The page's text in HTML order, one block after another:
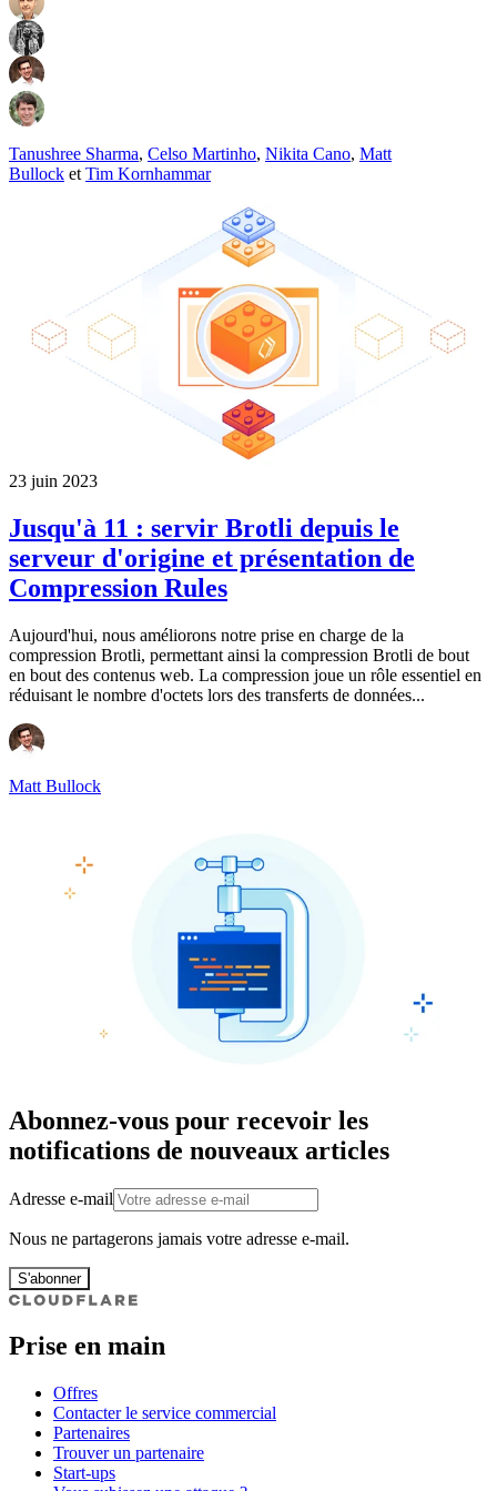
Tanushree Sharma, Celso Martinho, Nikita Cano, Matt
Bullock et Tim Kornhammar
23 juin 2023
Jusqu'à 11 : servir Brotli depuis le
serveur d'origine et présentation de
Compression Rules
Aujourd'hui, nous améliorons notre prise en charge de la
compression Brotli, permettant ainsi la compression Brotli de bout
en bout des contenus web. La compression joue un rôle essentiel en
réduisant le nombre d'octets lors des transferts de données...
Matt Bullock
Abonnez-vous pour recevoir les
notifications de nouveaux articles
Adresse e-mail
Nous ne partagerons jamais votre adresse e-mail.
S'abonner
Prise en main
Offres
Contacter le service commercial
Partenaires
Trouver un partenaire
Start-ups